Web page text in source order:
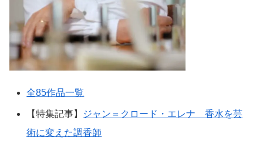
全85作品一覧
【特集記事】
ジャン＝クロード・エレナ 香水を芸
術に変えた調香師